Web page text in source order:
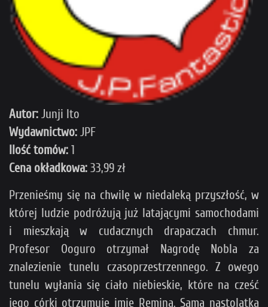
Autor: Junji Ito
Wydawnictwo: JPF
Ilość tomów: 1
Cena okładkowa: 33,99 zł
Przenieśmy się na chwilę w niedaleką przyszłość, w
której ludzie podróżują już latającymi samochodami
i mieszkają w cudacznych drapaczach chmur.
Profesor Ooguro otrzymał Nagrodę Nobla za
znalezienie tunelu czasoprzestrzennego. Z owego
tunelu wyłania się ciało niebieskie, które na cześć
jego córki otrzymuje imię Remina. Sama nastolatka